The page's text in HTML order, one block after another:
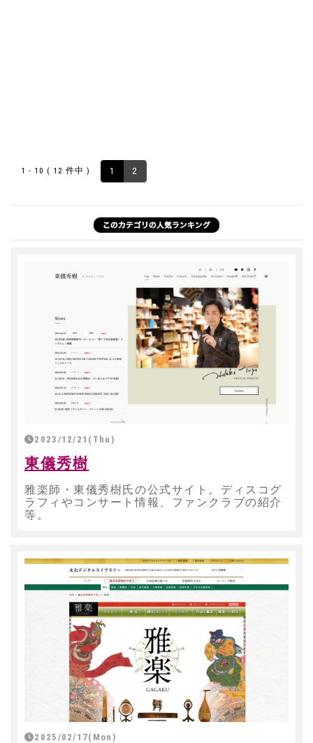
1 - 10 ( 12 件中 ) 1 2
2023/12/21(Thu)
東儀秀樹
雅楽師・東儀秀樹氏の公式サイト。ディスコグ
ラフィやコンサート情報、ファンクラブの紹介
等。
2025/02/17(Mon)